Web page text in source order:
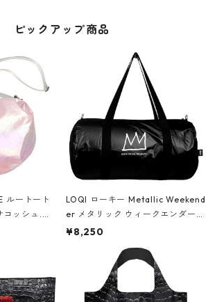
ピックアップ商品
ルートート
コッシュ.ル
グ グロスピ
LOQI ローキー Metallic Weekend
er メタリック ウィークエンダー
ボストンバッグ ショルダーバッグ
Black ジャン=ミッシェル・バスキ
ア/クラウン ブラック
¥8,250